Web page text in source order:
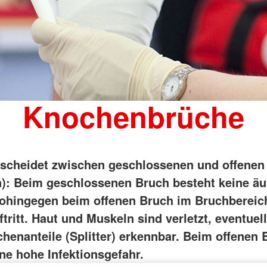
2024
Kleidercontainerfinder
weitere Adressen
Werte
interner
DRK Kita "Neddelrad Spatzen"
DRK Kita "Moosterzwerge"
Siggelkow
DRK Kita "Pfiffikus" Lübz
DRK Kita "Sternberger Kinnings"
Kita INFOS
Ehrenamt
MTF –
Charity
Knochenbrüche
zwischen geschlossenen und
Beim geschlossenen Bruch besteht keine
beim offenen Bruch im
Haut und Muskeln sind verletzt,
(Splitter) erkennbar. Beim offenen
hohe Infektionsgefahr.